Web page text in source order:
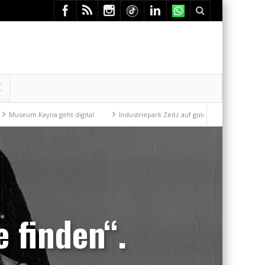
geht digital Industriepark Zeitz auf gutem Weg Mit der
finden“.